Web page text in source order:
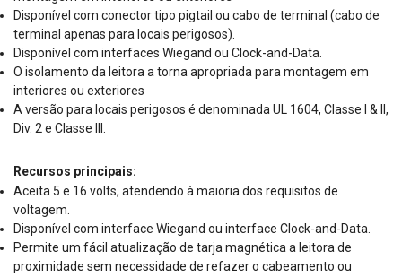
Disponível com conector tipo pigtail ou cabo de terminal (cabo de
terminal apenas para locais perigosos).
Disponível com interfaces Wiegand ou Clock-and-Data.
O isolamento da leitora a torna apropriada para montagem em
interiores ou exteriores
A versão para locais perigosos é denominada UL 1604, Classe I & II,
Div. 2 e Classe III.
Recursos principais:
Aceita 5 e 16 volts, atendendo à maioria dos requisitos de
voltagem.
Disponível com interface Wiegand ou interface Clock-and-Data.
Permite um fácil atualização de tarja magnética a leitora de
proximidade sem necessidade de refazer o cabeamento ou